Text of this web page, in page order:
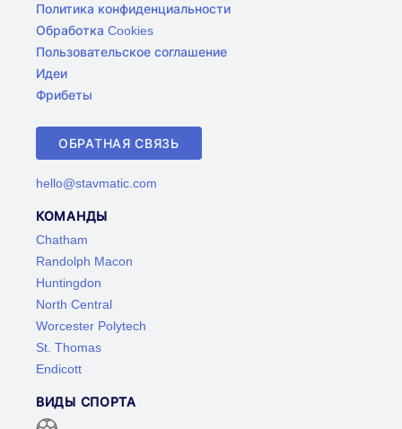
Политика конфиденциальности
Обработка Cookies
Пользовательское соглашение
Идеи
Фрибеты
ОБРАТНАЯ СВЯЗЬ
hello@stavmatic.com
КОМАНДЫ
Chatham
Randolph Macon
Huntingdon
North Central
Worcester Polytech
St. Thomas
Endicott
ВИДЫ СПОРТА